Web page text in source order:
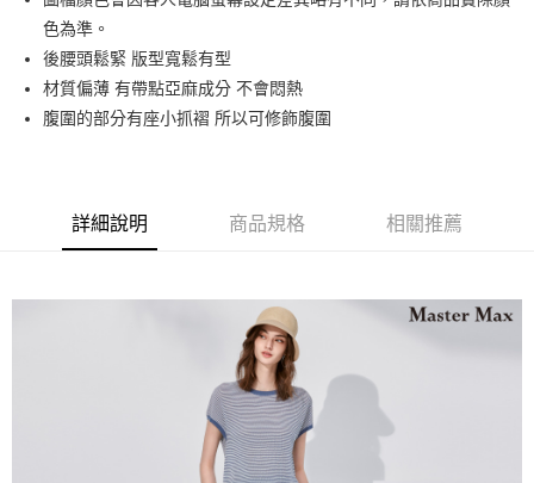
色為準。
後腰頭鬆緊 版型寬鬆有型
材質偏薄 有帶點亞麻成分 不會悶熱
腹圍的部分有座小抓褶 所以可修飾腹圍
詳細說明 商品規格 相關推薦